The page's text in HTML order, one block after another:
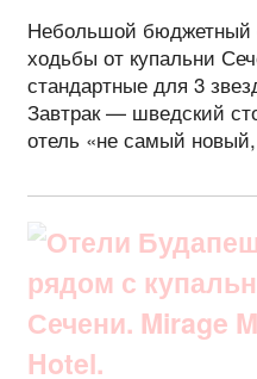
Небольшой бюджетный
ходьбы от купальни
стандартные для 3
Завтрак — шведский
отель «не самый